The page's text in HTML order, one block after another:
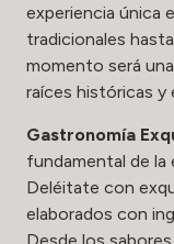
experiencia única
tradicionales
momento será
raíces históricas y
Gastronomía
fundamental de
Deléitate con
elaborados con